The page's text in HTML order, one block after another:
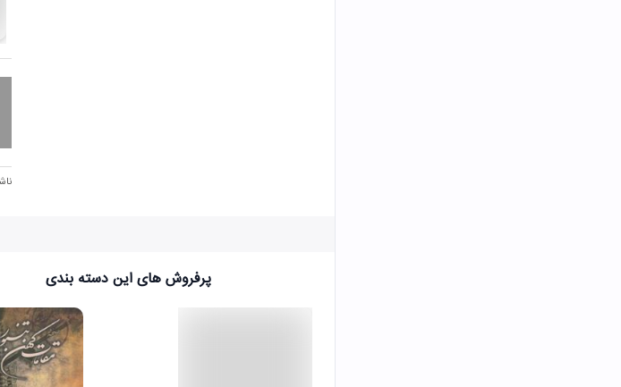
پرفروش های این دسته بندی